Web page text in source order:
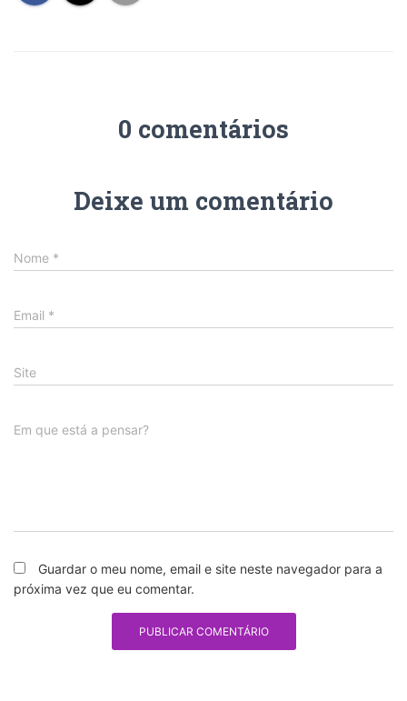
0 comentários
Deixe um comentário
Nome *
Email *
Site
Em que está a pensar?
Guardar o meu nome, email e site neste navegador para a
próxima vez que eu comentar.